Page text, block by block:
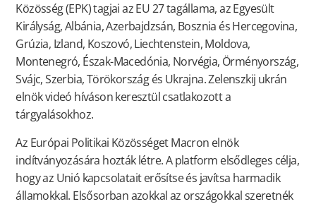
Közösség (EPK) tagjai az EU 27 tagállama, az Egyesült
Királyság, Albánia, Azerbajdzsán, Bosznia és Hercegovina,
Grúzia, Izland, Koszovó, Liechtenstein, Moldova,
Montenegró, Észak-Macedónia, Norvégia, Örményország,
Svájc, Szerbia, Törökország és Ukrajna. Zelenszkij ukrán
elnök videó híváson keresztül csatlakozott a
tárgyalásokhoz.
Az Európai Politikai Közösséget Macron elnök
indítványozására hozták létre. A platform elsődleges célja,
hogy az Unió kapcsolatait erősítse és javítsa harmadik
államokkal. Elsősorban azokkal az országokkal szeretnék